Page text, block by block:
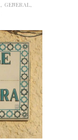
, GENERAL,